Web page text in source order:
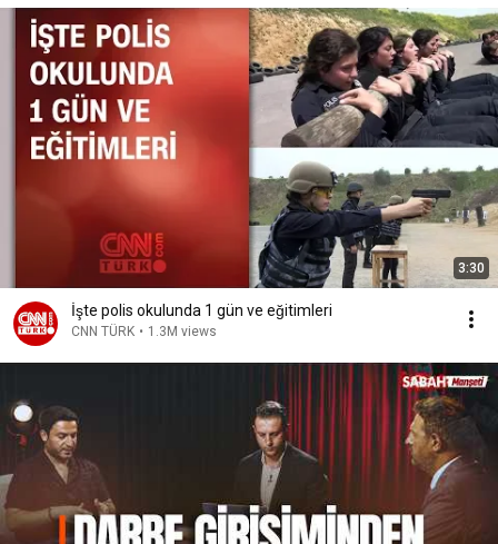
3:30
İşte polis okulunda 1 gün ve eğitimleri
CNN TÜRK • 1.3M views